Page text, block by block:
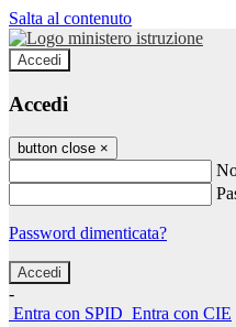
Salta al contenuto
Accedi
Accedi
button close ×
Password dimenticata?
-
Entra con SPID Entra con CIE